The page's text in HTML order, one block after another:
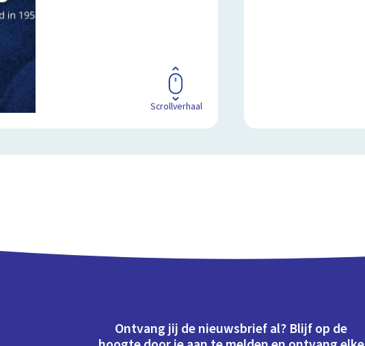
Scrollverhaal
Ontvang jij de nieuwsbrief al? Blijf op de